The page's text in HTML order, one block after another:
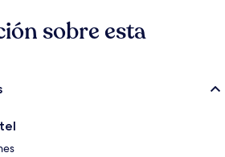
University Street está a 3 minutos y
está a 7 minutos.
sobre esta